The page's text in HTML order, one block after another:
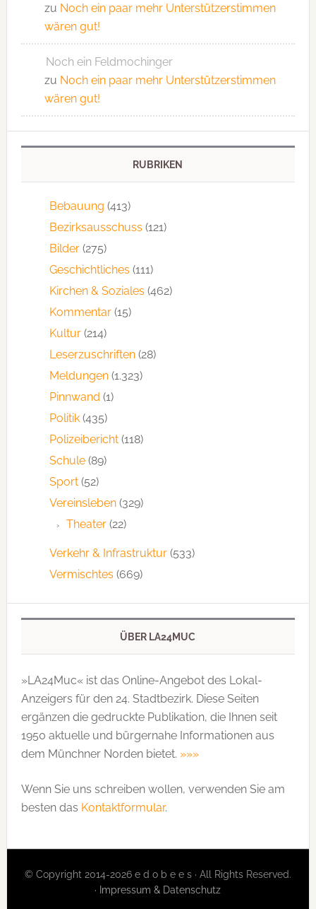
zu Noch ein paar mehr Unterstützerstimmen
wären gut!
Noch ein Feldmochinger
zu Noch ein paar mehr Unterstützerstimmen
wären gut!
RUBRIKEN
Bebauung (413)
Bezirksausschuss (121)
Bilder(275)
Geschichtliches (111)
Kirchen & Soziales (462)
Kommentar(15)
Kultur(214)
Leserzuschriften(28)
Meldungen(1.323)
Pinnwand (1)
Politik(435)
Polizeibericht(118)
Schule(89)
Sport(52)
Vereinsleben(329)
Theater(22)
Verkehr & Infrastruktur(533)
Vermischtes (669)
ÜBER LA24MUC
»LA24Muc« ist das Online-Angebot des Lokal-
Anzeigers für den 24. Stadtbezirk. Diese Seiten
ergänzen die gedruckte Publi­kation, die Ihnen seit
1950 aktuelle und bürgernahe Informationen aus
dem Münchner Norden bietet. »»»
Wenn Sie uns schreiben wollen, verwenden Sie am
besten das Kontaktformular.
© Copyright 2014-2026 e d o b e e s · All Rights Reserved.
· Impressum & Datenschutz